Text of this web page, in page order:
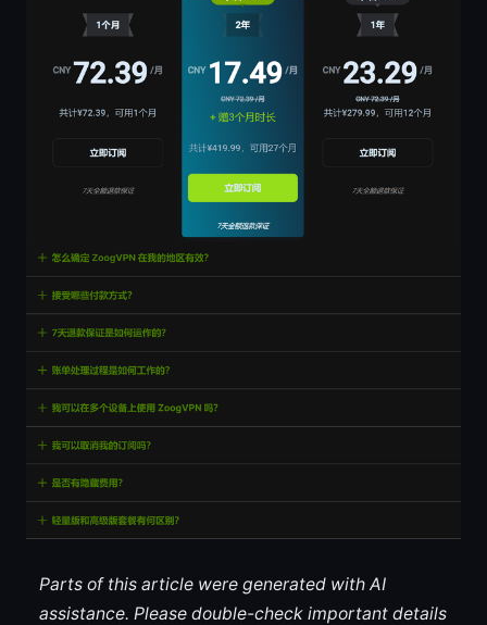
Parts of this article were generated with AI
assistance. Please double-check important details